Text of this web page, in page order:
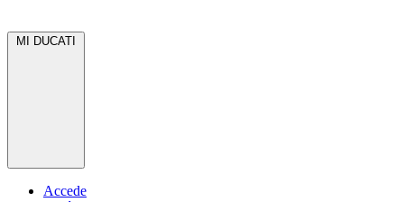
MI DUCATI
Accede